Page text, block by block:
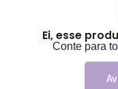
Ei, esse
Conte para